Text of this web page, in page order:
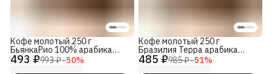
493 ₽993 ₽−50%
Кофе молотый 250 г
БьянкаРио 100% арабика
Бразилия Эфиопия 485 ₽985 ₽−51%
Кофе молотый 250 г
Бразилия Терра арабика
конилон